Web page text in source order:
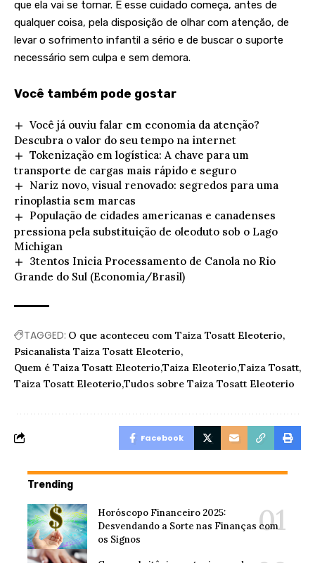
que ela vai se tornar. E esse cuidado começa, antes de
qualquer coisa, pela disposição de olhar com atenção, de
levar o sofrimento infantil a sério e de buscar o suporte
necessário sem culpa e sem demora.
Você também pode gostar
Você já ouviu falar em economia da atenção?
Descubra o valor do seu tempo na internet
Tokenização em logística: A chave para um
transporte de cargas mais rápido e seguro
Nariz novo, visual renovado: segredos para uma
rinoplastia sem marcas
População de cidades americanas e canadenses
pressiona pela substituição de oleoduto sob o Lago
Michigan
3tentos Inicia Processamento de Canola no Rio
Grande do Sul (Economia/Brasil)
TAGGED: O que aconteceu com Taiza Tosatt Eleoterio
Psicanalista Taiza Tosatt Eleoterio
Quem é Taiza Tosatt Eleoterio Taiza Eleoterio Taiza Tosatt
Taiza Tosatt Eleoterio Tudos sobre Taiza Tosatt Eleoterio
Facebook
Trending
Horóscopo Financeiro 2025:
Desvendando a Sorte nas Finanças com
os Signos